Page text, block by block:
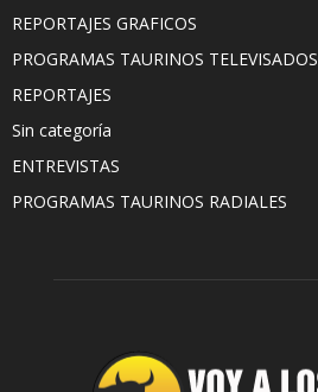
REPORTAJES GRAFICOS
PROGRAMAS TAURINOS TELEVISADOS
REPORTAJES
Sin categoría
ENTREVISTAS
PROGRAMAS TAURINOS RADIALES